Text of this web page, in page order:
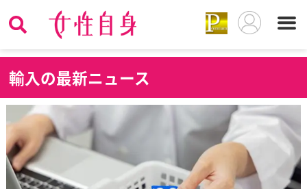
輸入の最新ニュース